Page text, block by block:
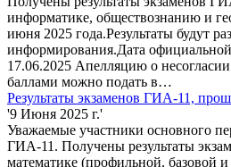
информатике, обществознанию и
июня 2025 года.Результаты будут
информирования.Дата официальной
17.06.2025 Апелляцию о
баллами можно подать в…
Результаты экзаменов ГИА-11,
'9 Июня 2025 г.'
Уважаемые участники основного
ГИА-11. Получены результаты
математике (профильной, базовой